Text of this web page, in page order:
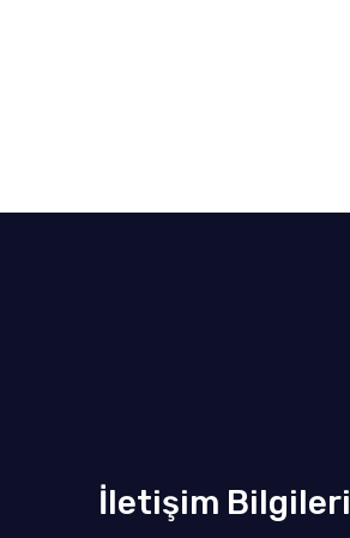
İletişim Bilgileri